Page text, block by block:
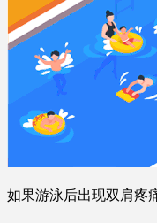
如果游泳后出现双肩疼